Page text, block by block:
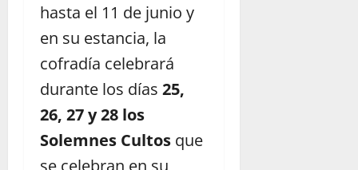
hasta el 11 de junio y
en su estancia, la
cofradía celebrará
durante los días 25,
26, 27 y 28 los
Solemnes Cultos que
se celebran en su